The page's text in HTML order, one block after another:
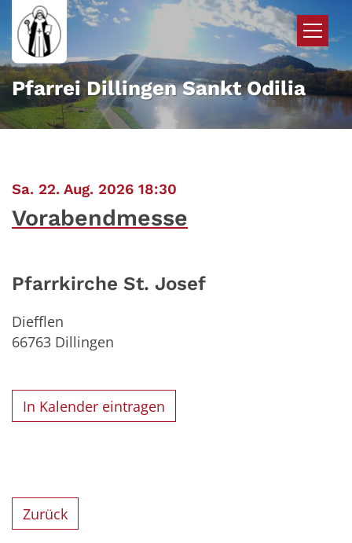
Zum Inhalt springen
Pfarrei Dillingen Sankt Odilia
Sa. 22. Aug. 2026 18:30
Vorabendmesse
Pfarrkirche St. Josef
Diefflen
66763 Dillingen
In Kalender eintragen
Zurück